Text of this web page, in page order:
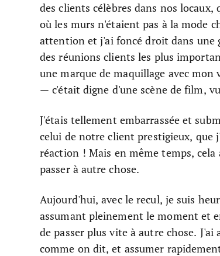
des clients célèbres dans nos
où les murs n'étaient pas à la mode
attention et j'ai foncé droit dans une
des réunions clients les plus
une marque de maquillage avec
— c'était digne d'une scène de film,
J'étais tellement embarrassée et
celui de notre client prestigieux, que
réaction ! Mais en même temps,
passer à autre chose.
Aujourd'hui, avec le recul, je suis
assumant pleinement le moment et
de passer plus vite à autre chose.
comme on dit, et assumer